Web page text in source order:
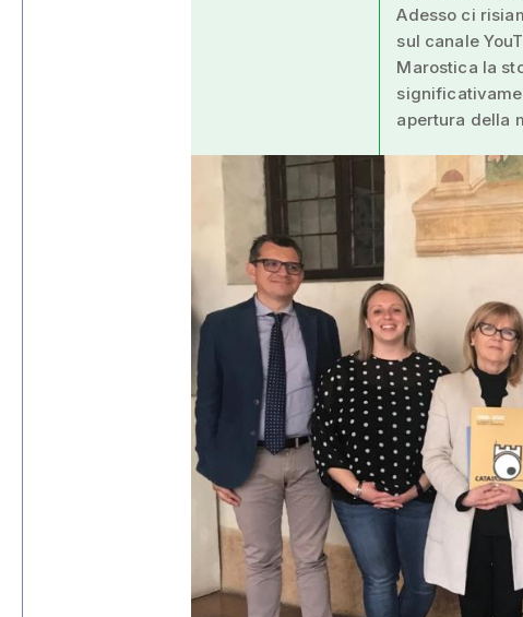
Adesso ci
sul canale
Marostica la
apertura della